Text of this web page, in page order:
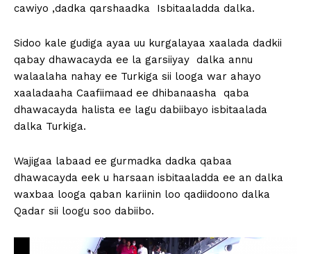
cawiyo ,dadka qarshaadka Isbitaaladda dalka.
Sidoo kale gudiga ayaa uu kurgalayaa xaalada dadkii
qabay dhawacayda ee la garsiiyay dalka annu
walaalaha nahay ee Turkiga sii looga war ahayo
xaaladaaha Caafiimaad ee dhibanaasha qaba
dhawacayda halista ee lagu dabiibayo isbitaalada
dalka Turkiga.
Wajigaa labaad ee gurmadka dadka qabaa
dhawacayda eek u harsaan isbitaaladda ee an dalka
waxbaa looga qaban kariinin loo qadiidoono dalka
Qadar sii loogu soo dabiibo.